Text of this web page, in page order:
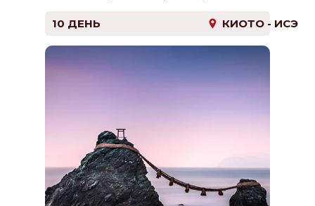
Возвращение в отель.
10 ДЕНЬ КИОТО - ИСЭ